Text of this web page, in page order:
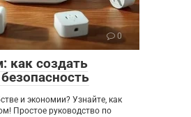
0
как создать
и экономии? Узнайте, как
Простое руководство по